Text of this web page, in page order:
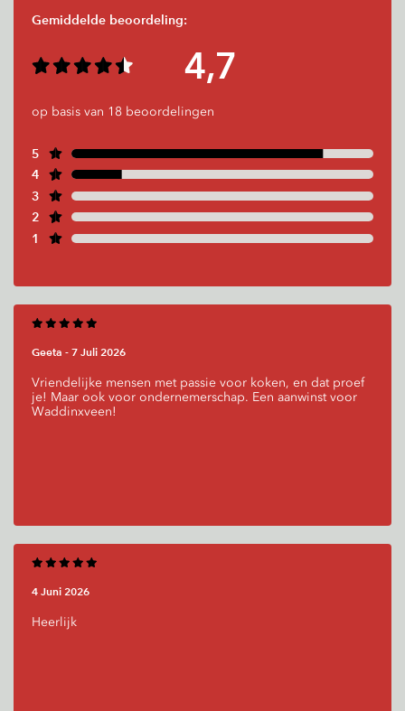
Gemiddelde beoordeling:
4,7
op basis van 18 beoordelingen
5
4
3
2
1
Geeta - 7 Juli 2026
Vriendelijke mensen met passie voor koken, en dat proef
je! Maar ook voor ondernemerschap. Een aanwinst voor
Waddinxveen!
4 Juni 2026
Heerlijk